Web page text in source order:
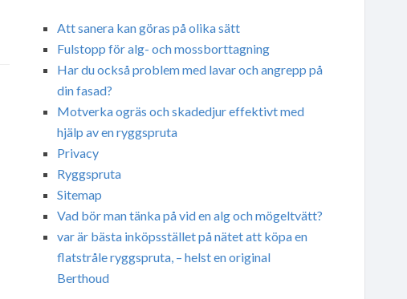
Att sanera kan göras på olika sätt
Fulstopp för alg- och mossborttagning
Har du också problem med lavar och angrepp på
din fasad?
Motverka ogräs och skadedjur effektivt med
hjälp av en ryggspruta
Privacy
Ryggspruta
Sitemap
Vad bör man tänka på vid en alg och mögeltvätt?
var är bästa inköpsstället på nätet att köpa en
flatstråle ryggspruta, – helst en original
Berthoud